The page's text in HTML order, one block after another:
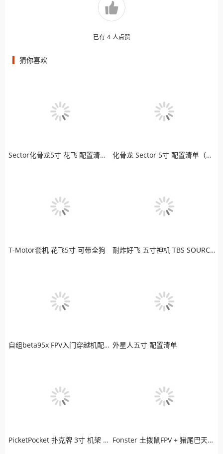
已有 4 人点赞
猜你喜欢
Sector化骨龙5寸 花飞 配置清单（模拟版） 化骨龙 Sector 5寸 配置清单（高清版）
T-Motor套机 花飞5寸 可带全狗 耐炸好飞 五寸神机 TBS SOURCE ONE 老司机最爱
自组beta95x FPV入门穿越机配置清单 外星人五寸 配置清单
PicketPocket 扑克牌 3寸 机架 LED炫彩版穿越机 Fonster 土拨鼠FPV + 猪尾巴天线 + 极光高清图传